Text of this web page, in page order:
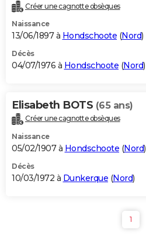
Créer une cagnotte obsèques
Naissance
13/06/1897 à Hondschoote (Nord)
Décès
04/07/1976 à Hondschoote (Nord)
Elisabeth BOTS (65 ans)
Créer une cagnotte obsèques
Naissance
05/02/1907 à Hondschoote (Nord)
Décès
10/03/1972 à Dunkerque (Nord)
1